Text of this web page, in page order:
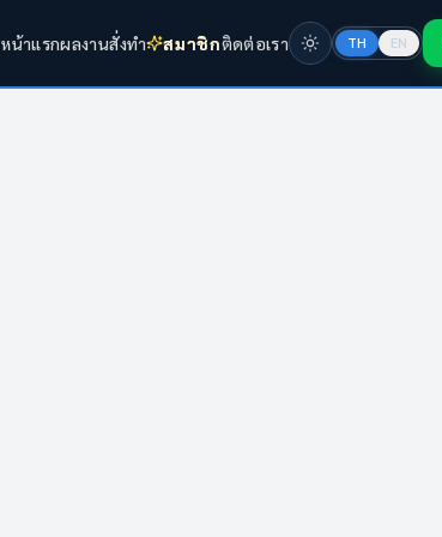
หน้าแรกผลงานสั่งทำ สมาชิกติดต่อเรา TH EN